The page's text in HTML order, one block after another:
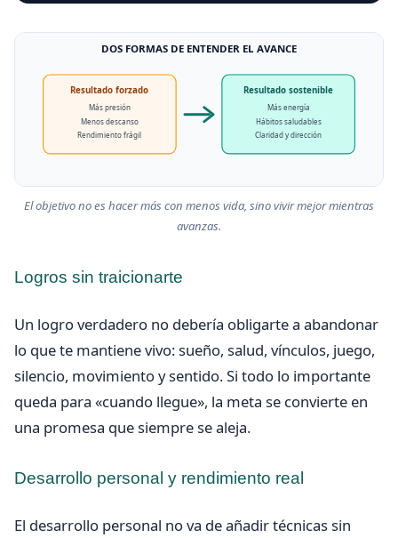
DOS FORMAS DE ENTENDER EL AVANCE
Resultado forzado Resultado sostenible
Más presión
Menos descanso
Rendimiento frágil
Más energía
Hábitos saludables
Claridad y dirección
El objetivo no es hacer más con menos vida, sino vivir mejor mientras
avanzas.
Logros sin traicionarte
Un logro verdadero no debería obligarte a abandonar
lo que te mantiene vivo: sueño, salud, vínculos, juego,
silencio, movimiento y sentido. Si todo lo importante
queda para «cuando llegue», la meta se convierte en
una promesa que siempre se aleja.
Desarrollo personal y rendimiento real
El desarrollo personal no va de añadir técnicas sin